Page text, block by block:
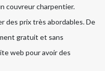
couvreur charpentier.
des prix très abordables. De
gratuit et sans
web pour avoir des